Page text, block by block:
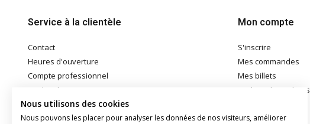
Service à la clientèle
Contact
Heures d'ouverture
Compte professionnel
Modes de paiement
Expédition & Retrait
Conditions générales
Mon compte
S'inscrire
Mes commandes
Mes billets
Ma liste de souhaits
Nous utilisons des cookies
Nous pouvons les placer pour analyser les données de nos visiteurs, améliorer